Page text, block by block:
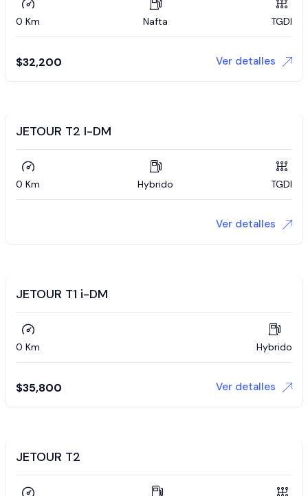
0 Km Nafta TGDI
$32,200 Ver detalles
JETOUR T2 I-DM
0 Km Hybrido TGDI
Ver detalles
JETOUR T1 i-DM
0 Km Hybrido
$35,800 Ver detalles
JETOUR T2